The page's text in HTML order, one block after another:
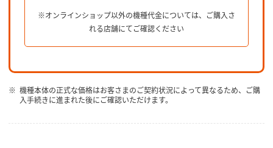
※オンラインショップ以外の機種代金については、ご購入さ
れる店舗にてご確認ください
機種本体の正式な価格はお客さまのご契約状況によって異なるため、ご購
入手続きに進まれた後にご確認いただけます。